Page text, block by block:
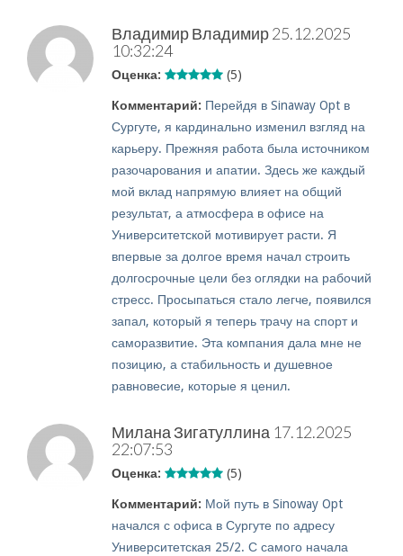
Владимир Владимир25.12.2025
10:32:24
Оценка: (5)
Комментарий: Перейдя в Sinaway Opt в
Сургуте, я кардинально изменил взгляд на
карьеру. Прежняя работа была источником
разочарования и апатии. Здесь же каждый
мой вклад напрямую влияет на общий
результат, а атмосфера в офисе на
Университетской мотивирует расти. Я
впервые за долгое время начал строить
долгосрочные цели без оглядки на рабочий
стресс. Просыпаться стало легче, появился
запал, который я теперь трачу на спорт и
саморазвитие. Эта компания дала мне не
позицию, а стабильность и душевное
равновесие, которые я ценил.
Милана Зигатуллина 17.12.2025
22:07:53
Оценка: (5)
Комментарий: Мой путь в Sinoway Opt
начался с офиса в Сургуте по адресу
Университетская 25/2. С самого начала